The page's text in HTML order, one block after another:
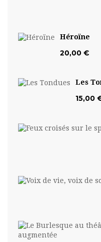
Héroïne
20,00 €
Les
15,00